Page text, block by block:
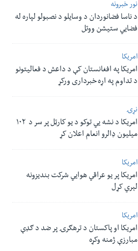
نور خبرونه
د ناسا فضانوردان د وسایلو د نصبولو لپاره له
فضایي ستیشن ووتل
امریکا
امریکا په افغانستان کې د داعش د فعالیتونو
د تداوم په اړه خبرداری ورکړ
نړۍ
امریکا د نشه یي توکو د یو کارټل پر سر د ۱۰۲
میلیون ډالرو انعام اعلان کړ
امریکا
امریکا پر یو عراقي هوایي شرکت بندیزونه
لېري کړل
امریکا
امریکا او پاکستان د ترهګرۍ پر ضد د ګډې
مبارزې ژمنه وکړه